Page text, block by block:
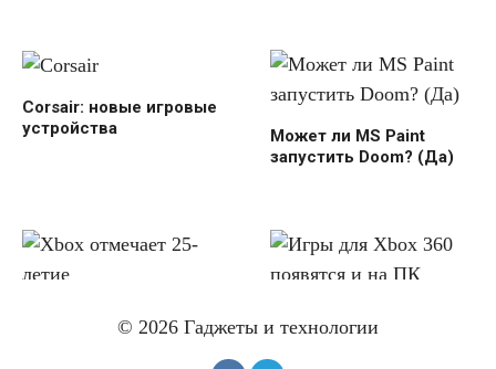
Corsair: новые игровые
устройства
Может ли MS Paint
запустить Doom? (Да)
Xbox отмечает 25-летие
появятся и на ПК
© 2026 Гаджеты и технологии